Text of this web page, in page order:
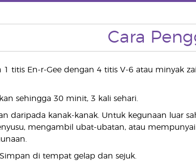
Cara
1 titis En-r-Gee dengan 4 titis V-6 atau minyak
sehingga 30 minit, 3 kali sehari.
daripada kanak-kanak. Untuk kegunaan luar
mengambil ubat-ubatan, atau
di tempat gelap dan sejuk.